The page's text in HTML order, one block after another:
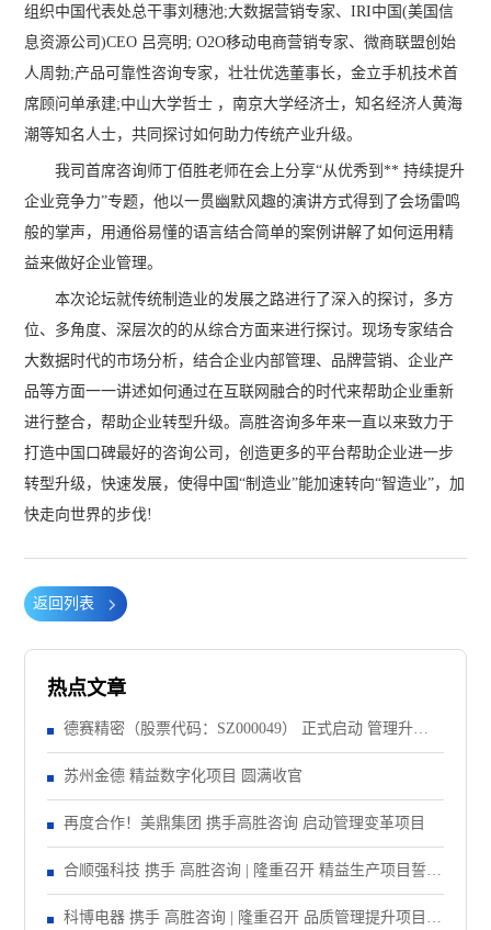
组织中国代表处总干事刘穗池;大数据营销专家、IRI中国(美国信
息资源公司)CEO 吕亮明; O2O移动电商营销专家、微商联盟创始
人周勃;产品可靠性咨询专家，壮壮优选董事长，金立手机技术首
席顾问单承建;中山大学哲士 ，南京大学经济士，知名经济人黄海
潮等知名人士，共同探讨如何助力传统产业升级。
我司首席咨询师丁佰胜老师在会上分享“从优秀到** 持续提升
企业竞争力”专题，他以一贯幽默风趣的演讲方式得到了会场雷鸣
般的掌声，用通俗易懂的语言结合简单的案例讲解了如何运用精
益来做好企业管理。
本次论坛就传统制造业的发展之路进行了深入的探讨，多方
位、多角度、深层次的的从综合方面来进行探讨。现场专家结合
大数据时代的市场分析，结合企业内部管理、品牌营销、企业产
品等方面一一讲述如何通过在互联网融合的时代来帮助企业重新
进行整合，帮助企业转型升级。高胜咨询多年来一直以来致力于
打造中国口碑最好的咨询公司，创造更多的平台帮助企业进一步
转型升级，快速发展，使得中国“制造业”能加速转向“智造业”，加
快走向世界的步伐!
返回列表
热点文章
德赛精密（股票代码：SZ000049） 正式启动 管理升级&
精益注塑项目！
苏州金德 精益数字化项目 圆满收官
再度合作！美鼎集团 携手高胜咨询 启动管理变革项目
合顺强科技 携手 高胜咨询 | 隆重召开 精益生产项目誓师
大会！
科博电器 携手 高胜咨询 | 隆重召开 品质管理提升项目启